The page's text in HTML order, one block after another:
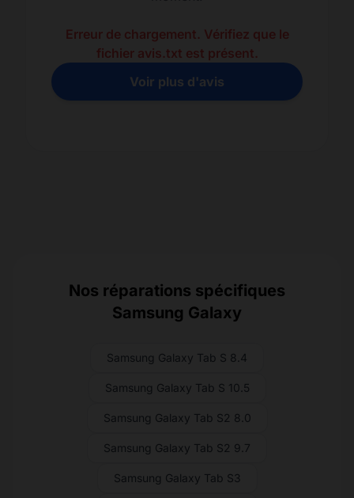
Erreur de chargement. Vérifiez que le
fichier avis.txt est présent.
Voir plus d'avis
Nos réparations spécifiques
Samsung Galaxy
Samsung Galaxy Tab S 8.4
Samsung Galaxy Tab S 10.5
Samsung Galaxy Tab S2 8.0
Samsung Galaxy Tab S2 9.7
Samsung Galaxy Tab S3